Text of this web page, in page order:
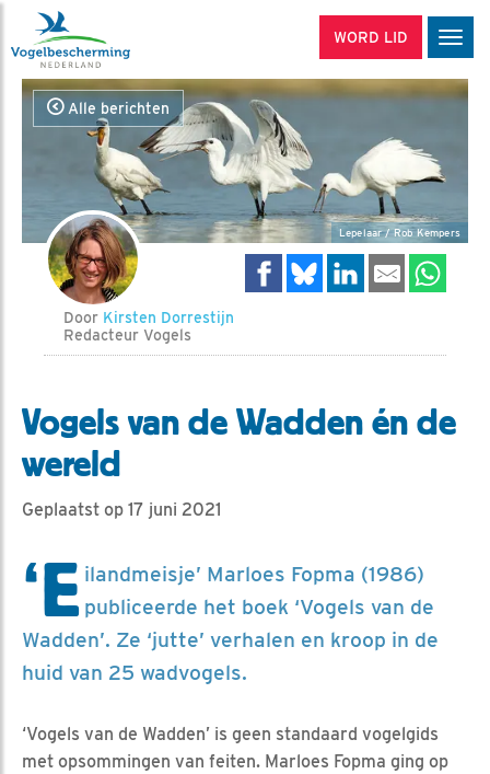
WORD LID
Alle berichten
Lepelaar / Rob Kempers
Door Kirsten Dorrestijn
Redacteur Vogels
Vogels van de Wadden én de
wereld
Geplaatst op 17 juni 2021
‘E ilandmeisje’ Marloes Fopma (1986)
publiceerde het boek ‘Vogels van de
Wadden’. Ze ‘jutte’ verhalen en kroop in de
huid van 25 wadvogels.
‘Vogels van de Wadden’ is geen standaard vogelgids
met opsommingen van feiten. Marloes Fopma ging op